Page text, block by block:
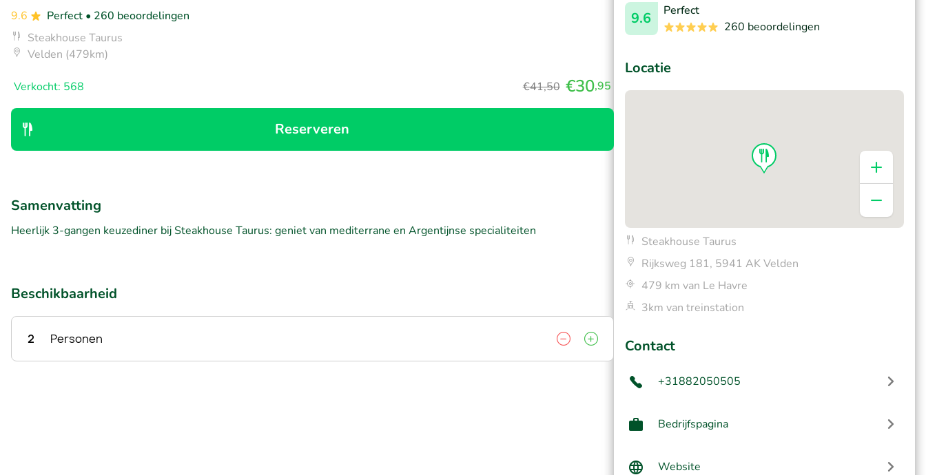
9.6 Perfect • 260 beoordelingen
Steakhouse Taurus
Velden (479km)
Verkocht: 568 €41,50 €30,95
Reserveren
Samenvatting
Heerlijk 3-gangen keuzediner bij Steakhouse Taurus: geniet van mediterrane en Argentijnse specialiteiten
Beschikbaarheid
2 Personen
9.6
Perfect
260 beoordelingen
Locatie
Steakhouse Taurus
Rijksweg 181, 5941 AK Velden
479 km van Le Havre
3km van treinstation
Contact
+31882050505
Bedrijfspagina
Website